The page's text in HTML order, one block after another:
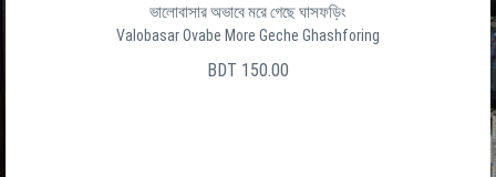
ভালোবাসার অভাবে মরে গেছে ঘাসফড়িং
Valobasar Ovabe More Geche Ghashforing
BDT 150.00